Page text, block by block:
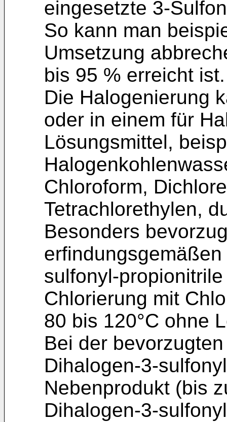
eingesetzte 3-
So kann man
Umsetzung
bis 95 % erreicht ist.
Die Halogenierung
oder in einem für
Lösungsmittel,
Chloroform,
Tetrachlorethylen,
Besonders
sulfonyl-
Chlorierung mit
80 bis 120°C ohne
Bei der
Dihalogen-3-
Nebenprodukt (bis
Dihalogen-3-